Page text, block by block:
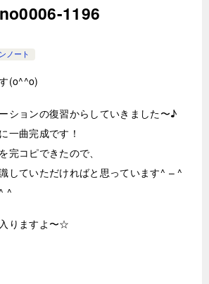
1196
ノート
(o^^o)
ションの復習からしていきました〜♪
一曲完成です！
完コピできたので、
していただければと思っています^ – ^
^
りますよ〜☆